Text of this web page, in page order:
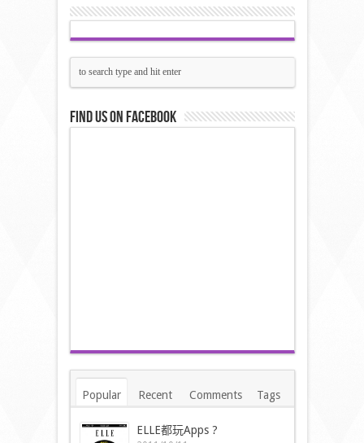
Find us on Facebook
Popular Recent Comments Tags
ELLE都玩Apps ?